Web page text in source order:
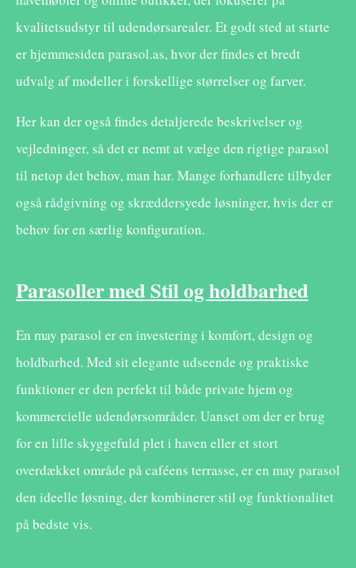
kvalitetsudstyr til udendørsarealer. Et godt sted at starte
er hjemmesiden parasol.as, hvor der findes et bredt
udvalg af modeller i forskellige størrelser og farver.
Her kan der også findes detaljerede beskrivelser og
vejledninger, så det er nemt at vælge den rigtige parasol
til netop det behov, man har. Mange forhandlere tilbyder
også rådgivning og skræddersyede løsninger, hvis der er
behov for en særlig konfiguration.
Parasoller med Stil og holdbarhed
En may parasol er en investering i komfort, design og
holdbarhed. Med sit elegante udseende og praktiske
funktioner er den perfekt til både private hjem og
kommercielle udendørsområder. Uanset om der er brug
for en lille skyggefuld plet i haven eller et stort
overdækket område på caféens terrasse, er en may parasol
den ideelle løsning, der kombinerer stil og funktionalitet
på bedste vis.